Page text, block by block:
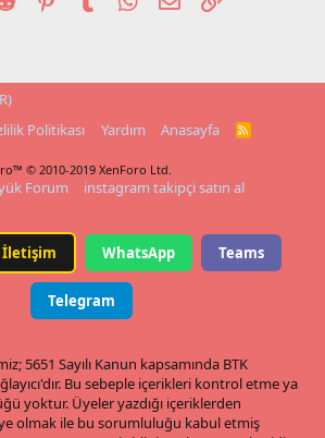
Politikası Yardım Anasayfa
R
© 2010-2019 XenForo Ltd.
Forum instagram takipçi satın al
İletişim WhatsApp Teams
Telegram
5651 Sayılı Kanun kapsamında BTK
Bu sebeple içerikleri kontrol etme ya
yoktur. Üyeler yazdığı içeriklerden
olmak ile bu sorumluluğu kabul etmiş